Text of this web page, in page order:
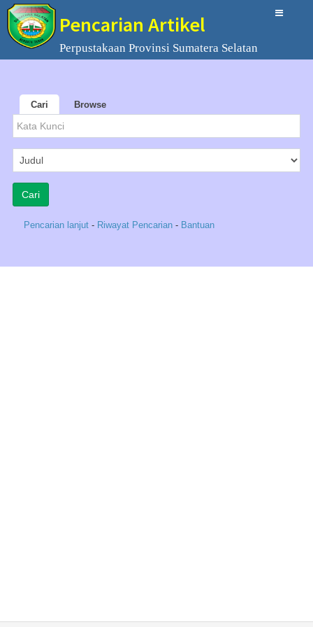
Pencarian Artikel
Perpustakaan Provinsi Sumatera Selatan
Cari Browse
Pencarian lanjut - Riwayat Pencarian - Bantuan